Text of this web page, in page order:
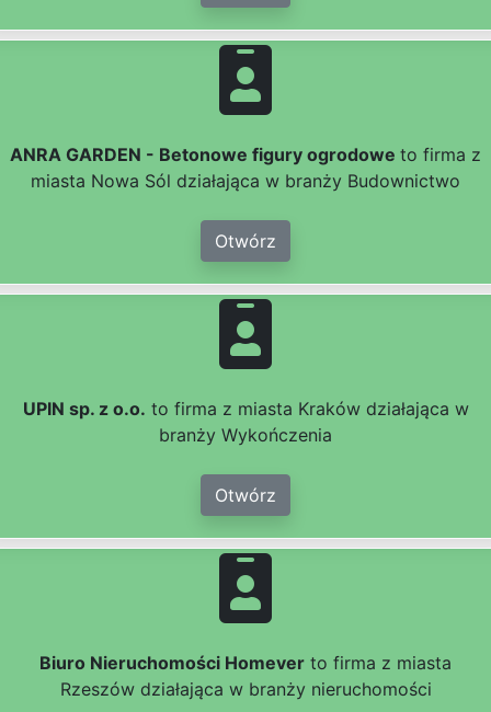
ANRA GARDEN - Betonowe figury ogrodowe to firma z
miasta Nowa Sól działająca w branży Budownictwo
Otwórz
UPIN sp. z o.o. to firma z miasta Kraków działająca w
branży Wykończenia
Otwórz
Biuro Nieruchomości Homever to firma z miasta
Rzeszów działająca w branży nieruchomości